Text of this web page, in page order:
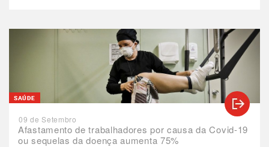
Afastamento de trabalhadores por causa da Covid-19
ou sequelas da doença aumenta 75%
SAÚDE
09 de Setembro